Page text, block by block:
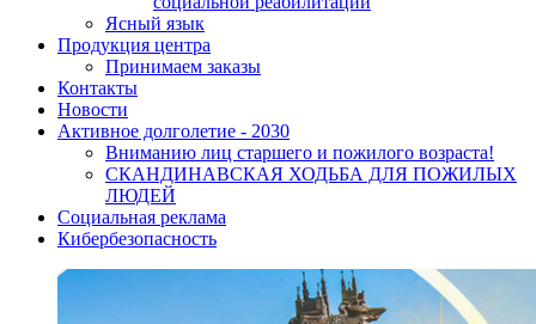
Ясный язык
Продукция центра
Принимаем заказы
Контакты
Новости
Активное долголетие - 2030
Вниманию лиц старшего и пожилого возраста!
CКАНДИНАВСКАЯ ХОДЬБА ДЛЯ ПОЖИЛЫХ
ЛЮДЕЙ
Социальная реклама
Кибербезопасность